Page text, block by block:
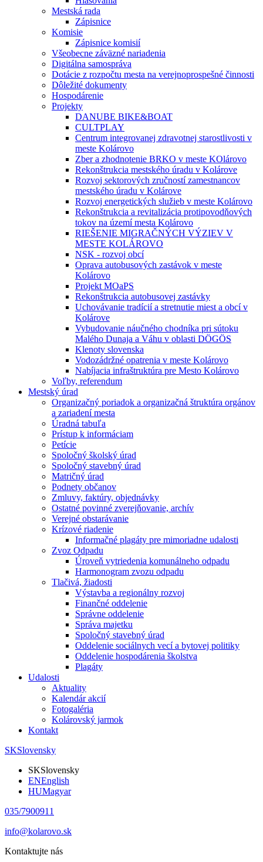
Mestská rada
Zápisnice
Komisie
Zápisnice komisií
Všeobecne záväzné nariadenia
Digitálna samospráva
Dotácie z rozpočtu mesta na verejnoprospešné činnosti
Dôležité dokumenty
Hospodárenie
Projekty
DANUBE BIKE&BOAT
CULTPLAY
Centrum integrovanej zdravotnej starostlivosti v
meste Kolárovo
Zber a zhodnotenie BRKO v meste KOlárovo
Rekonštrukcia mestského úradu v Kolárove
Rozvoj sektorových zručností zamestnancov
mestského úradu v Kolárove
Rozvoj energetických služieb v meste Kolárovo
Rekonštrukcia a revitalizácia protipovodňových
tokov na území mesta Kolárovo
RIEŠENIE MIGRAČNÝCH VÝZIEV V
MESTE KOLÁROVO
NSK - rozvoj obcí
Oprava autobusových zastávok v meste
Kolárovo
Projekt MOaPS
Rekonštrukcia autobusovej zastávky
Uchovávanie tradícií a stretnutie miest a obcí v
Kolárove
Vybudovanie náučného chodníka pri sútoku
Malého Dunaja a Váhu v oblasti DÖGÖS
Klenoty slovenska
Vodozádržné opatrenia v meste Kolárovo
Nabíjacia infraštruktúra pre Mesto Kolárovo
Voľby, referendum
Mestský úrad
Organizačný poriadok a organizačná štruktúra orgánov
a zariadení mesta
Úradná tabuľa
Prístup k informáciam
Petície
Spoločný školský úrad
Spoločný stavebný úrad
Matričný úrad
Podnety občanov
Zmluvy, faktúry, objednávky
Ostatné povinné zverejňovanie, archív
Verejné obstarávanie
Krízové riadenie
Informačné plagáty pre mimoriadne udalosti
Zvoz Odpadu
Úroveň vytriedenia komunálneho odpadu
Harmonogram zvozu odpadu
Tlačivá, žiadosti
Výstavba a regionálny rozvoj
Finančné oddelenie
Správne oddelenie
Správa majetku
Spoločný stavebný úrad
Oddelenie sociálnych vecí a bytovej politiky
Oddelenie hospodárenia školstva
Plagáty
Udalosti
Aktuality
Kalendár akcií
Fotogaléria
Kolárovský jarmok
Kontakt
SKSlovensky
SKSlovensky
ENEnglish
HUMagyar
035/7900911
info@kolarovo.sk
Kontaktujte nás